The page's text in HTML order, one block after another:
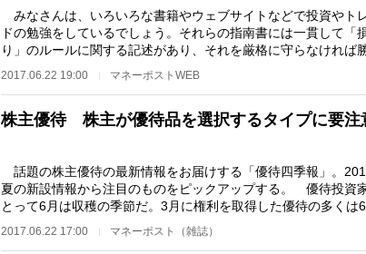
みなさんは、いろいろな書籍やウェブサイトなどで投資やト
ドの勉強をしているでしょう。それらの指南書には一貫して「
り」のルールに関する記述があり、それを厳格に守らなければ勝
2017.06.22 19:00 マネーポストWEB
株主優待 株主が優待品を選択するタイプに要注
話題の株主優待の最新情報をお届けする「優待四季報」。
夏の新設情報から注目のものをピックアップする。 優待投資
とって6月は収穫の季節だ。3月に権利を取得した優待の多くは6
2017.06.22 17:00 マネーポスト（雑誌）